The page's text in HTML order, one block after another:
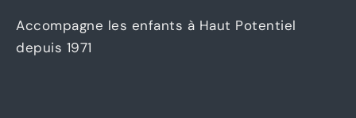
b
o
o
a
g
r
Accompagne les enfants à Haut Potentiel
depuis 1971